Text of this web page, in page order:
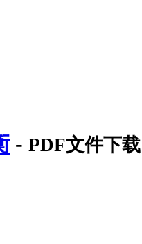
- PDF文件下载